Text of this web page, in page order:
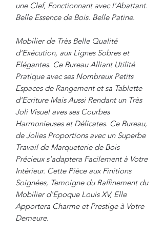
une Clef, Fonctionnant avec l'Abattant.
Belle Essence de Bois. Belle Patine.
Mobilier de Très Belle Qualité
d'Exécution, aux Lignes Sobres et
Elégantes. Ce Bureau Alliant Utilité
Pratique avec ses Nombreux Petits
Espaces de Rangement et sa Tablette
d'Ecriture Mais Aussi Rendant un Très
Joli Visuel aves ses Courbes
Harmonieuses et Délicates. Ce Bureau,
de Jolies Proportions avec un Superbe
Travail de Marqueterie de Bois
Précieux s'adaptera Facilement à Votre
Intérieur. Cette Pièce aux Finitions
Soignées, Temoigne du Raffinement du
Mobilier d'Epoque Louis XV, Elle
Apportera Charme et Prestige à Votre
Demeure.